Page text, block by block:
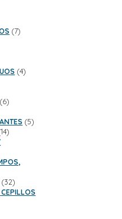
77
44
66
55
1414
3232
productos